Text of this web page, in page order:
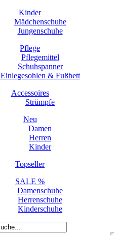
Kinder
Mädchenschuhe
Jungenschuhe
Pflege
Pflegemittel
Schuhspanner
Einlegesohlen & Fußbett
Accessoires
Strümpfe
Neu
Damen
Herren
Kinder
Topseller
SALE %
Damenschuhe
Herrenschuhe
Kinderschuhe